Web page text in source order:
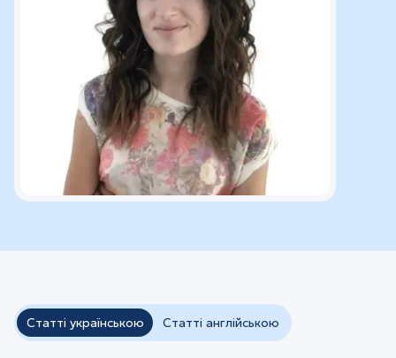
Статті українською Статті англійською